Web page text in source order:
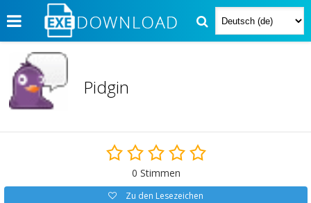
Pidgin
0 Stimmen
Zu den Lesezeichen